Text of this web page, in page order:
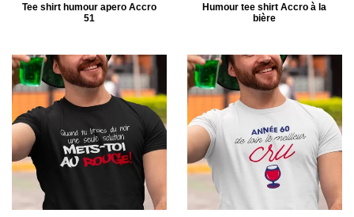
Tee shirt humour apero Accro
51
Humour tee shirt Accro à la
bière